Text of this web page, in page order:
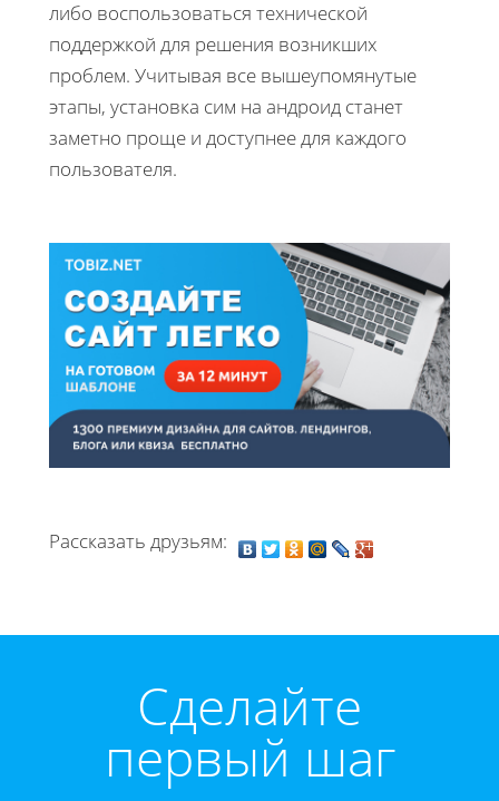
либо воспользоваться технической
поддержкой для решения возникших
проблем. Учитывая все вышеупомянутые
этапы, установка сим на андроид станет
заметно проще и доступнее для каждого
пользователя.
Рассказать друзьям:
Cделайте
первый шаг